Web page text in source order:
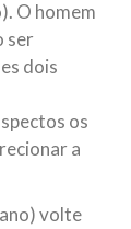
O homem
ser
dois
os
a
volte